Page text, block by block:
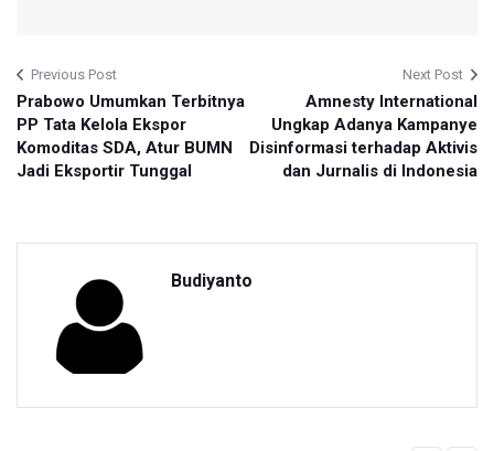
Previous Post
Prabowo Umumkan Terbitnya
PP Tata Kelola Ekspor
Komoditas SDA, Atur BUMN
Jadi Eksportir Tunggal
Next Post
Amnesty International
Ungkap Adanya Kampanye
Disinformasi terhadap Aktivis
dan Jurnalis di Indonesia
Budiyanto